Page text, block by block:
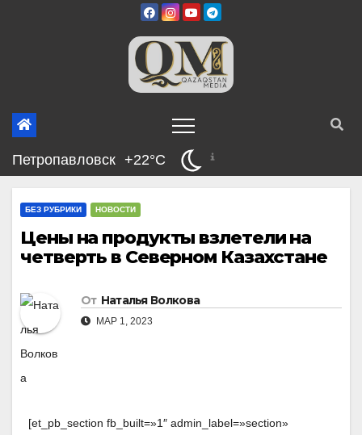
Петропавловск +22°C
БЕЗ РУБРИКИ НОВОСТИ
Цены на продукты взлетели на
четверть в Северном Казахстане
От Наталья Волкова
МАР 1, 2023
[et_pb_section fb_built=»1″ admin_label=»section»